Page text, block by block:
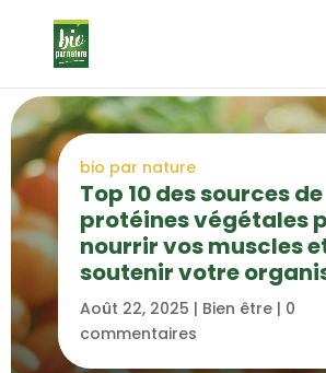
bio par nature
Top 10 des sources de
protéines végétales
nourrir vos muscles
soutenir votre
Août 22, 2025 | Bien être| 0
commentaires